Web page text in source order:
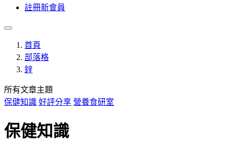
註冊新會員
首頁
部落格
鋅
所有文章主題
保健知識 好評分享 營養食研室
保健知識